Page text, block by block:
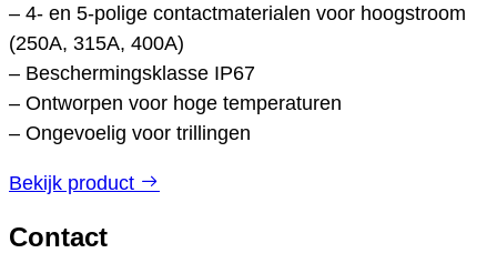
– 4- en 5-polige contactmaterialen voor hoogstroom
(250A, 315A, 400A)
– Beschermingsklasse IP67
– Ontworpen voor hoge temperaturen
– Ongevoelig voor trillingen
Bekijk product
Contact